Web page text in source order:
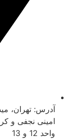
آدرس: تهران،
واحد 12 و 13